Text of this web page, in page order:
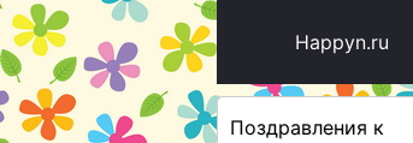
Happyn.ru
Поздравления к